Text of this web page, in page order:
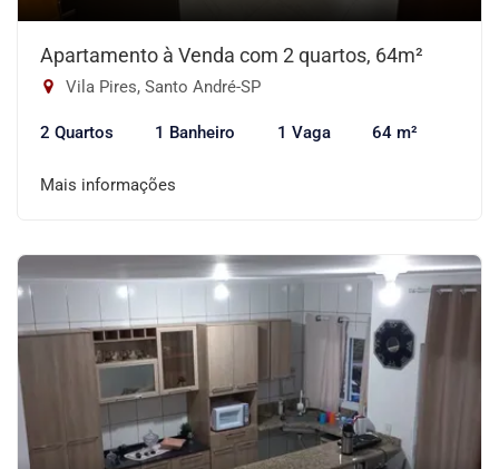
Apartamento à Venda com 2 quartos, 64m²
Vila Pires, Santo André-SP
2 Quartos 1 Banheiro 1 Vaga 64 m²
Mais informações